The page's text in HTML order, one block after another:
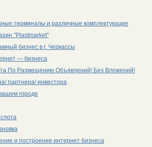
терминалы и различные комплектующие
"Plastmarket"
бизнес в г. Черкассы
— бизнеса
По Размещению Объявлений! Без Вложений!
партнера/ инвестора
городе
и построение интернет бизнеса